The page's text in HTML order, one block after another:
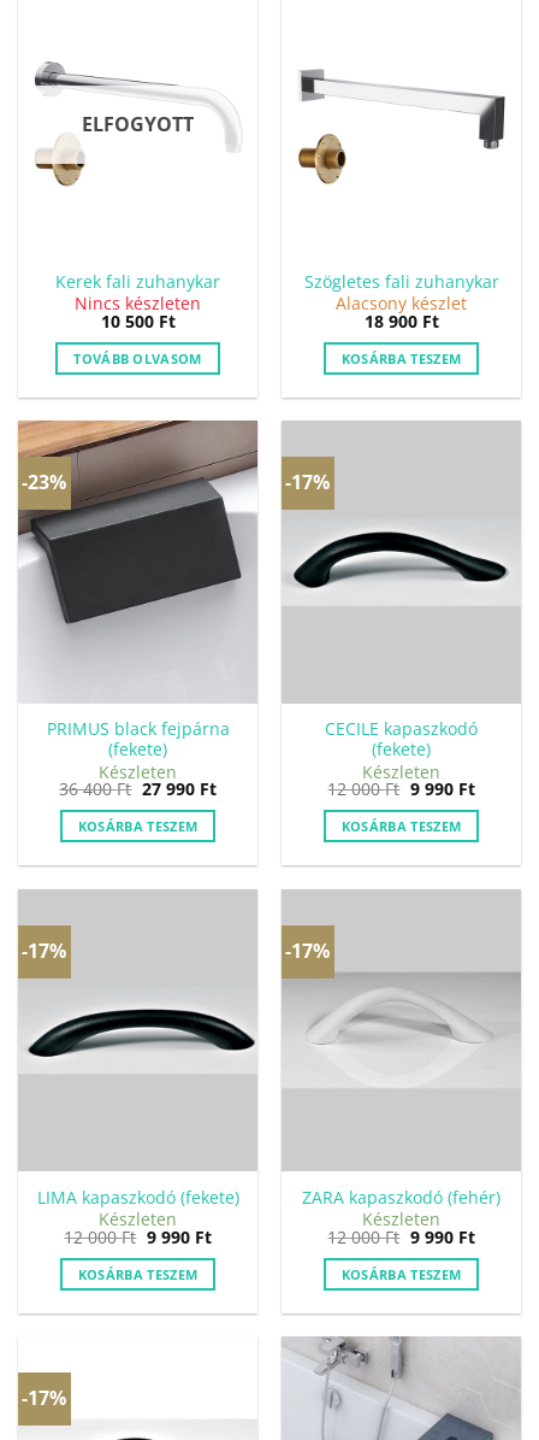
ELFOGYOTT
Kerek fali zuhanykar
Nincs készleten
10 500 Ft
TOVÁBB OLVASOM
Szögletes fali zuhanykar
Alacsony készlet
18 900 Ft
KOSÁRBA TESZEM
-23%
PRIMUS black fejpárna
(fekete)
Készleten
36 400Ft Original
price
was:
36
400 Ft.
27 990 FtCurrent
price
990 Ft.
KOSÁRBA TESZEM
-17%
CECILE kapaszkodó
(fekete)
Készleten
12 000Ft Original
price
was:
12
000 Ft.
9 990 FtCurrent
price
is:
9
990 Ft.
KOSÁRBA TESZEM
-17%
LIMA kapaszkodó (fekete)
Készleten
12 000Ft Original
price
was:
12
000 Ft.
9 990 FtCurrent
price
is:
990 Ft.
KOSÁRBA TESZEM
-17%
ZARA kapaszkodó (fehér)
Készleten
12 000Ft Original
price
was:
12
000 Ft.
9 990 FtCurrent
price
is:
990 Ft.
KOSÁRBA TESZEM
-17%